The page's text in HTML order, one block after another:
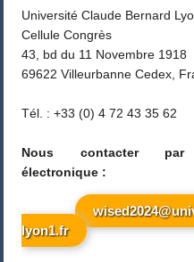
Université Claude Bernard
Cellule Congrès
43, bd du 11 Novembre 1918
69622 Villeurbanne Cedex,
Tél. : +33 (0) 4 72 43 35 62
Nous contacter par
électronique :
lyon1.fr